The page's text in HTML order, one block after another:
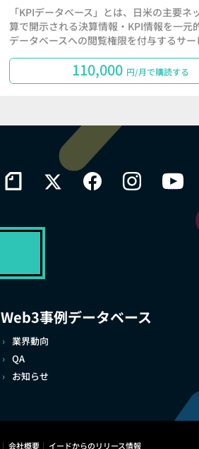
「KPIデータベース」とは、日米の主要ネ
算で開示される決算情報・KPI情報を一元
データベースへの閲覧権限を付与するサー
110,000 円/月で購読する
Web3事例データベース
業界動向
QA
お知らせ
会社概要 イードからのリリース情報